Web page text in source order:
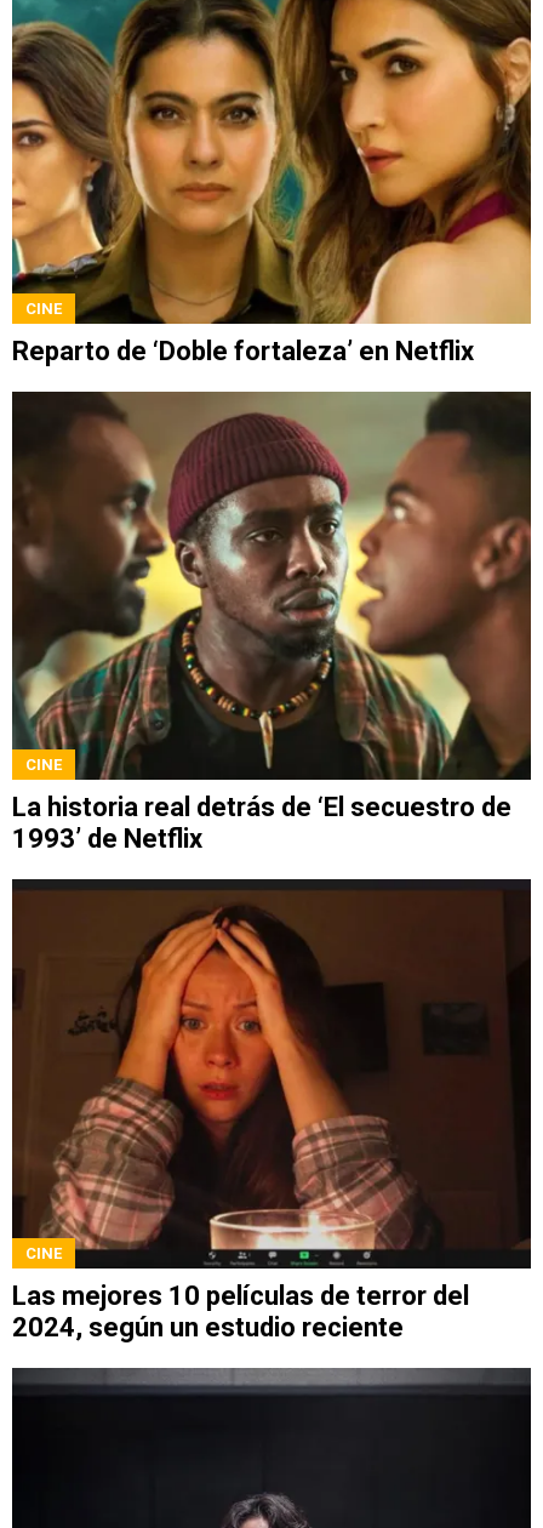
CINE
Reparto de ‘Doble fortaleza’ en Netflix
CINE
La historia real detrás de ‘El secuestro de
1993’ de Netflix
CINE
Las mejores 10 películas de terror del
2024, según un estudio reciente